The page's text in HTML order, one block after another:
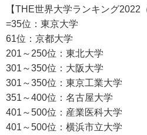
【THE世界大学ランキング2022
=35位：東京大学
61位：京都大学
201～250位：東北大学
301～350位：大阪大学
301～350位：東京工業大学
351～400位：名古屋大学
401～500位：産業医科大学
401～500位：横浜市立大学